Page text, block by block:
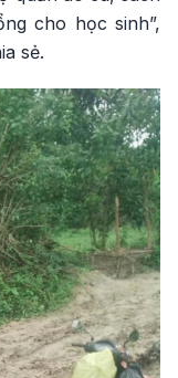
cho học sinh”,
sẻ.